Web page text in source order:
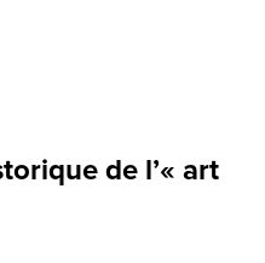
de l’« art